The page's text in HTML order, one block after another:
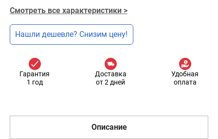
Смотреть все характеристики >
Нашли дешевле? Снизим цену!
Гарантия
1 год
Доставка
от 2 дней
Удобная
оплата
Описание